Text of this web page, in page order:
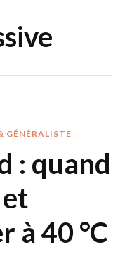
GÉNÉRALISTE
: quand
à 40 °C